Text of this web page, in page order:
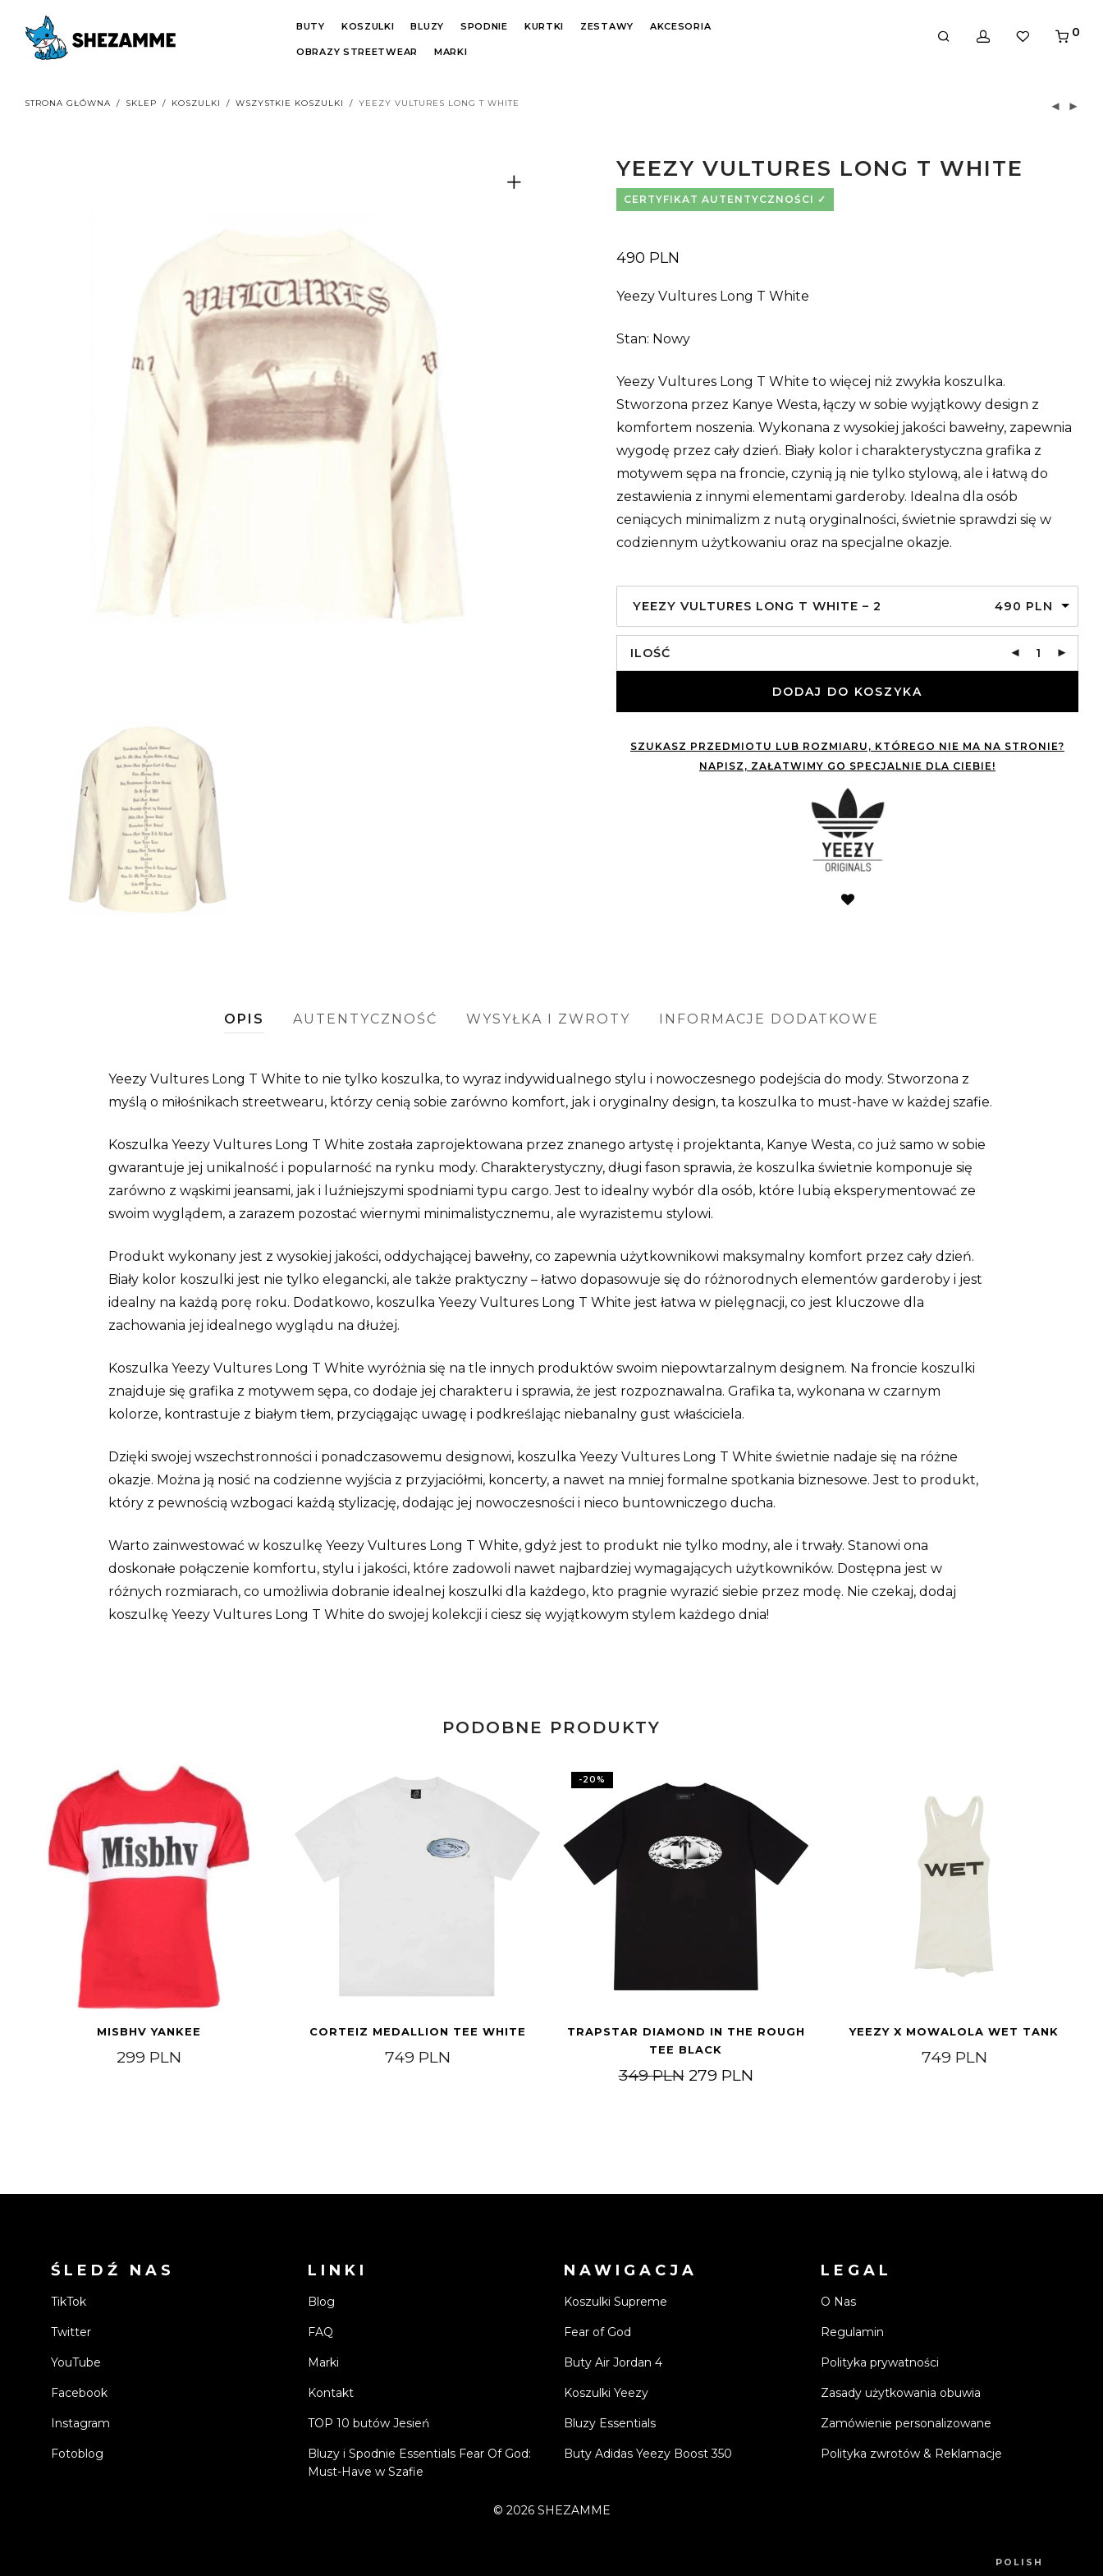
BUTY KOSZULKI BLUZY SPODNIE KURTKI ZESTAWY AKCESORIA
OBRAZY STREETWEAR MARKI
0
STRONA GŁÓWNA / SKLEP / KOSZULKI / WSZYSTKIE KOSZULKI / YEEZY VULTURES LONG T WHITE
YEEZY VULTURES LONG T WHITE
CERTYFIKAT AUTENTYCZNOŚCI
490 PLN
Yeezy Vultures Long T White
Stan: Nowy
Yeezy Vultures Long T White to więcej niż zwykła koszulka.
Stworzona przez Kanye Westa, łączy w sobie wyjątkowy design z
komfortem noszenia. Wykonana z wysokiej jakości bawełny, zapewnia
wygodę przez cały dzień. Biały kolor i charakterystyczna grafika z
motywem sępa na froncie, czynią ją nie tylko stylową, ale i łatwą do
zestawienia z innymi elementami garderoby. Idealna dla osób
ceniących minimalizm z nutą oryginalności, świetnie sprawdzi się w
codziennym użytkowaniu oraz na specjalne okazje.
YEEZY VULTURES LONG T WHITE – 2 490 PLN
ILOŚĆ
DODAJ DO KOSZYKA
SZUKASZ PRZEDMIOTU LUB ROZMIARU, KTÓREGO NIE MA NA STRONIE?
NAPISZ, ZAŁATWIMY GO SPECJALNIE DLA CIEBIE!
OPIS AUTENTYCZNOŚĆ WYSYŁKA I ZWROTY INFORMACJE DODATKOWE
Yeezy Vultures Long T White to nie tylko koszulka, to wyraz indywidualnego stylu i nowoczesnego podejścia do mody. Stworzona z
myślą o miłośnikach streetwearu, którzy cenią sobie zarówno komfort, jak i oryginalny design, ta koszulka to must-have w każdej szafie.
Koszulka Yeezy Vultures Long T White została zaprojektowana przez znanego artystę i projektanta, Kanye Westa, co już samo w sobie
gwarantuje jej unikalność i popularność na rynku mody. Charakterystyczny, długi fason sprawia, że koszulka świetnie komponuje się
zarówno z wąskimi jeansami, jak i luźniejszymi spodniami typu cargo. Jest to idealny wybór dla osób, które lubią eksperymentować ze
swoim wyglądem, a zarazem pozostać wiernymi minimalistycznemu, ale wyrazistemu stylowi.
Produkt wykonany jest z wysokiej jakości, oddychającej bawełny, co zapewnia użytkownikowi maksymalny komfort przez cały dzień.
Biały kolor koszulki jest nie tylko elegancki, ale także praktyczny – łatwo dopasowuje się do różnorodnych elementów garderoby i jest
idealny na każdą porę roku. Dodatkowo, koszulka Yeezy Vultures Long T White jest łatwa w pielęgnacji, co jest kluczowe dla
zachowania jej idealnego wyglądu na dłużej.
Koszulka Yeezy Vultures Long T White wyróżnia się na tle innych produktów swoim niepowtarzalnym designem. Na froncie koszulki
znajduje się grafika z motywem sępa, co dodaje jej charakteru i sprawia, że jest rozpoznawalna. Grafika ta, wykonana w czarnym
kolorze, kontrastuje z białym tłem, przyciągając uwagę i podkreślając niebanalny gust właściciela.
Dzięki swojej wszechstronności i ponadczasowemu designowi, koszulka Yeezy Vultures Long T White świetnie nadaje się na różne
okazje. Można ją nosić na codzienne wyjścia z przyjaciółmi, koncerty, a nawet na mniej formalne spotkania biznesowe. Jest to produkt,
który z pewnością wzbogaci każdą stylizację, dodając jej nowoczesności i nieco buntowniczego ducha.
Warto zainwestować w koszulkę Yeezy Vultures Long T White, gdyż jest to produkt nie tylko modny, ale i trwały. Stanowi ona
doskonałe połączenie komfortu, stylu i jakości, które zadowoli nawet najbardziej wymagających użytkowników. Dostępna jest w
różnych rozmiarach, co umożliwia dobranie idealnej koszulki dla każdego, kto pragnie wyrazić siebie przez modę. Nie czekaj, dodaj
koszulkę Yeezy Vultures Long T White do swojej kolekcji i ciesz się wyjątkowym stylem każdego dnia!
PODOBNE PRODUKTY
MISBHV YANKEE
299 PLN
CORTEIZ MEDALLION TEE WHITE
749 PLN
-20%
TRAPSTAR DIAMOND IN THE ROUGH
TEE BLACK
349PLN Pierwotna cena wynosiła: 349 PLN.
279 PLNAktualna cena wynosi: 279 PLN.
YEEZY X MOWALOLA WET TANK
749 PLN
ŚLEDŹ NAS
TikTok
Twitter
YouTube
Facebook
Instagram
Fotoblog
LINKI
Blog
FAQ
Marki
Kontakt
TOP 10 butów Jesień
Bluzy i Spodnie Essentials Fear Of God:
Must-Have w Szafie
NAWIGACJA
Koszulki Supreme
Fear of God
Buty Air Jordan 4
Koszulki Yeezy
Bluzy Essentials
Buty Adidas Yeezy Boost 350
LEGAL
O Nas
Regulamin
Polityka prywatności
Zasady użytkowania obuwia
Zamówienie personalizowane
Polityka zwrotów & Reklamacje
© 2026SHEZAMME
POLISH